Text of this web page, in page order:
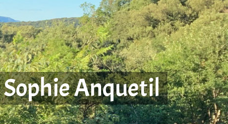
Sophie Anquetil